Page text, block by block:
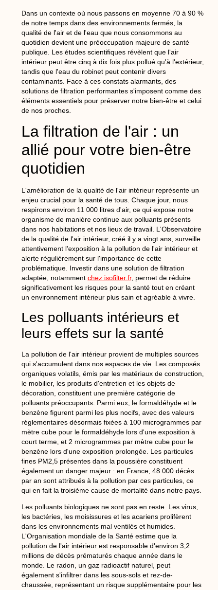
Dans un contexte où nous passons en moyenne 70 à 90 %
de notre temps dans des environnements fermés, la
qualité de l'air et de l'eau que nous consommons au
quotidien devient une préoccupation majeure de santé
publique. Les études scientifiques révèlent que l'air
intérieur peut être cinq à dix fois plus pollué qu'à l'extérieur,
tandis que l'eau du robinet peut contenir divers
contaminants. Face à ces constats alarmants, des
solutions de filtration performantes s'imposent comme des
éléments essentiels pour préserver notre bien-être et celui
de nos proches.
La filtration de l'air : un
allié pour votre bien-être
quotidien
L'amélioration de la qualité de l'air intérieur représente un
enjeu crucial pour la santé de tous. Chaque jour, nous
respirons environ 11 000 litres d'air, ce qui expose notre
organisme de manière continue aux polluants présents
dans nos habitations et nos lieux de travail. L'Observatoire
de la qualité de l'air intérieur, créé il y a vingt ans, surveille
attentivement l'exposition à la pollution de l'air intérieur et
alerte régulièrement sur l'importance de cette
problématique. Investir dans une solution de filtration
adaptée, notamment chez isofilter.fr, permet de réduire
significativement les risques pour la santé tout en créant
un environnement intérieur plus sain et agréable à vivre.
Les polluants intérieurs et
leurs effets sur la santé
La pollution de l'air intérieur provient de multiples sources
qui s'accumulent dans nos espaces de vie. Les composés
organiques volatils, émis par les matériaux de construction,
le mobilier, les produits d'entretien et les objets de
décoration, constituent une première catégorie de
polluants préoccupants. Parmi eux, le formaldéhyde et le
benzène figurent parmi les plus nocifs, avec des valeurs
réglementaires désormais fixées à 100 microgrammes par
mètre cube pour le formaldéhyde lors d'une exposition à
court terme, et 2 microgrammes par mètre cube pour le
benzène lors d'une exposition prolongée. Les particules
fines PM2,5 présentes dans la poussière constituent
également un danger majeur : en France, 48 000 décès
par an sont attribués à la pollution par ces particules, ce
qui en fait la troisième cause de mortalité dans notre pays.
Les polluants biologiques ne sont pas en reste. Les virus,
les bactéries, les moisissures et les acariens prolifèrent
dans les environnements mal ventilés et humides.
L'Organisation mondiale de la Santé estime que la
pollution de l'air intérieur est responsable d'environ 3,2
millions de décès prématurés chaque année dans le
monde. Le radon, un gaz radioactif naturel, peut
également s'infiltrer dans les sous-sols et rez-de-
chaussée, représentant un risque supplémentaire pour les